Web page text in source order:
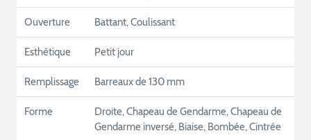
Ouverture Battant, Coulissant
Esthétique Petit jour
Remplissage Barreaux de 130 mm
Forme
Droite, Chapeau de Gendarme, Chapeau de
Gendarme inversé, Biaise, Bombée, Cintrée